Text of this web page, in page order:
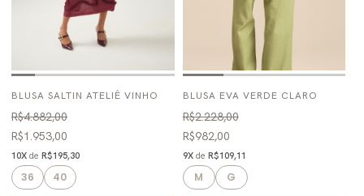
BLUSA SALTIN ATELIÊ VINHO
R$4.882,00
R$1.953,00
10X de R$195,30
36 40
BLUSA EVA VERDE CLARO
R$2.228,00
R$982,00
9X de R$109,11
M G